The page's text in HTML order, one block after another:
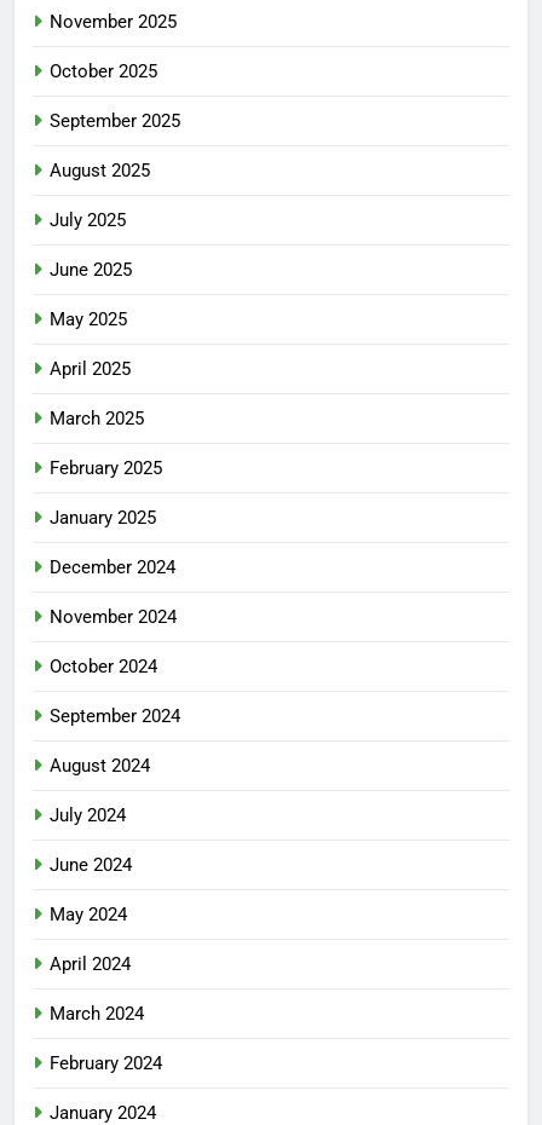
November 2025
October 2025
September 2025
August 2025
July 2025
June 2025
May 2025
April 2025
March 2025
February 2025
January 2025
December 2024
November 2024
October 2024
September 2024
August 2024
July 2024
June 2024
May 2024
April 2024
March 2024
February 2024
January 2024